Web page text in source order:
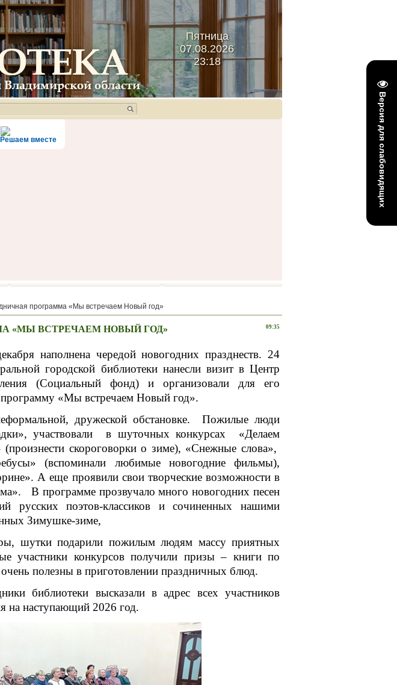
Версия для слабовидящих
Пятница
07.08.2026
23:18
Решаем вместе
программа «Мы встречаем Новый год»
09:35
«МЫ ВСТРЕЧАЕМ НОВЫЙ ГОД»
наполнена чередой новогодних празднеств. 24
городской библиотеки нанесли визит в Центр
(Социальный фонд) и организовали для его
программу «Мы встречаем Новый год».
дружеской обстановке. Пожилые люди
участвовали в шуточных конкурсах «Делаем
скороговорки о зиме), «Снежные слова»,
(вспоминали любимые новогодние фильмы),
А еще проявили свои творческие возможности в
В программе прозвучало много новогодних песен
русских поэтов-классиков и сочиненных нашими
Зимушке-зиме,
подарили пожилым людям массу приятных
участники конкурсов получили призы – книги по
полезны в приготовлении праздничных блюд.
библиотеки высказали в адрес всех участников
на наступающий 2026 год.